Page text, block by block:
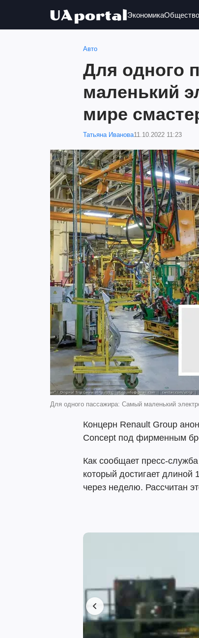
ЭкономикаОбщество
Авто
Для одного
маленький
мире
Татьяна Иванова11.10.2022 11:23
Для одного пассажира: Самый маленький
Концерн Renault Group
Concept под фирменным
Как сообщает пресс-служба
который достигает
через неделю. Рассчитан